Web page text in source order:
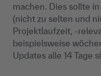
machen. Dies sollte
(nicht zu selten und
Projektlaufzeit, -
beispielsweise
Updates alle 14 Tage